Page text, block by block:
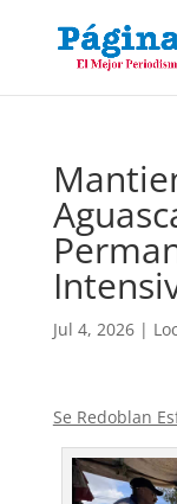
Jul 4, 2026|
Se Redoblan